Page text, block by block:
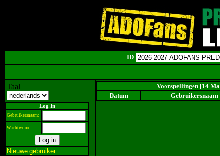
ID
Taal
Log In
Gebruikersnaam:
Wachtwoord:
Nieuwe gebruiker
Voorspellingen [14
Datum
Gebruikersnaam